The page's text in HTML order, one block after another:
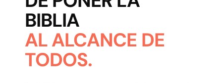
BIBLIA
AL ALCANCE DE
TODOS.